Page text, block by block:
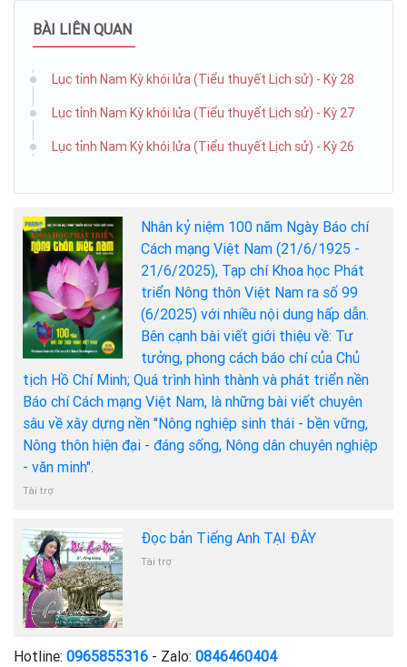
BÀI LIÊN QUAN
Lục tỉnh Nam Kỳ khói lửa (Tiểu thuyết Lịch sử) - Kỳ 28
Lục tỉnh Nam Kỳ khói lửa (Tiểu thuyết Lịch sử) - Kỳ 27
Lục tỉnh Nam Kỳ khói lửa (Tiểu thuyết Lịch sử) - Kỳ 26
Nhân kỷ niệm 100 năm Ngày Báo chí
Cách mạng Việt Nam (21/6/1925 -
21/6/2025), Tạp chí Khoa học Phát
triển Nông thôn Việt Nam ra số 99
(6/2025) với nhiều nội dung hấp dẫn.
Bên cạnh bài viết giới thiệu về: Tư
tưởng, phong cách báo chí của Chủ
tịch Hồ Chí Minh; Quá trình hình thành và phát triển nền
Báo chí Cách mạng Việt Nam, là những bài viết chuyên
sâu về xây dựng nền "Nông nghiệp sinh thái - bền vững,
Nông thôn hiện đại - đáng sống, Nông dân chuyên nghiệp
- văn minh".
Tài trợ
Đọc bản Tiếng Anh TẠI ĐÂY
Tài trợ
Hotline: 0965855316 - Zalo: 0846460404